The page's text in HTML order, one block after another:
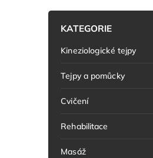
KATEGORIE
Kineziologické tejpy
Tejpy a pomůcky
Cvičení
Rehabilitace
Masáž